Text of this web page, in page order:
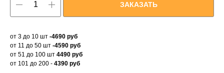
ЗАКАЗАТЬ
от 3 до 10 шт -4690 руб
от 11 до 50 шт -4590 руб
от 51 до 100 шт 4490 руб
от 101 до 200 - 4390 руб